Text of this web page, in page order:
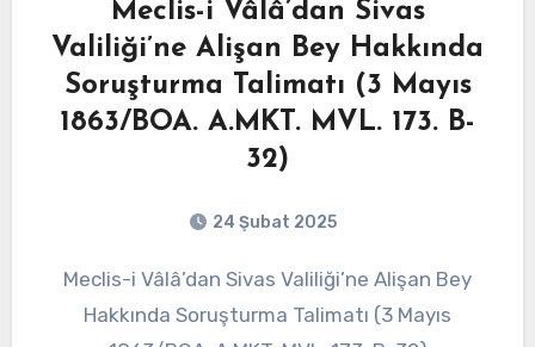
Meclis-i Vâlâ’dan Sivas
Valiliği’ne Alişan Bey Hakkında
Soruşturma Talimatı (3 Mayıs
1863/BOA. A.MKT. MVL. 173. B-
32)
24 Şubat 2025
Meclis-i Vâlâ’dan Sivas Valiliği’ne Alişan Bey
Hakkında Soruşturma Talimatı (3 Mayıs